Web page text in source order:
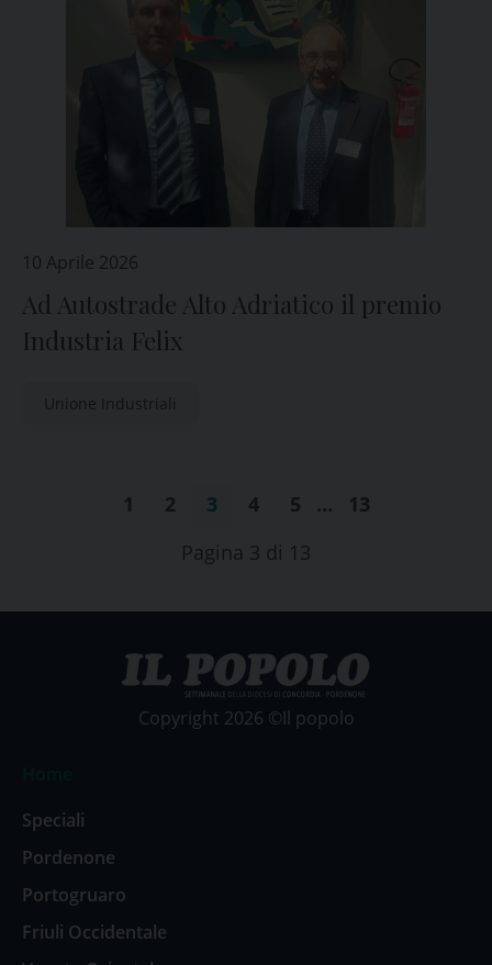
10 Aprile 2026
Ad Autostrade Alto Adriatico il premio
Industria Felix
Unione Industriali
1 2 3 4 5 …
13
Pagina 3 di 13
Copyright 2026 ©Il popolo
Speciali
Pordenone
Portogruaro
Friuli Occidentale